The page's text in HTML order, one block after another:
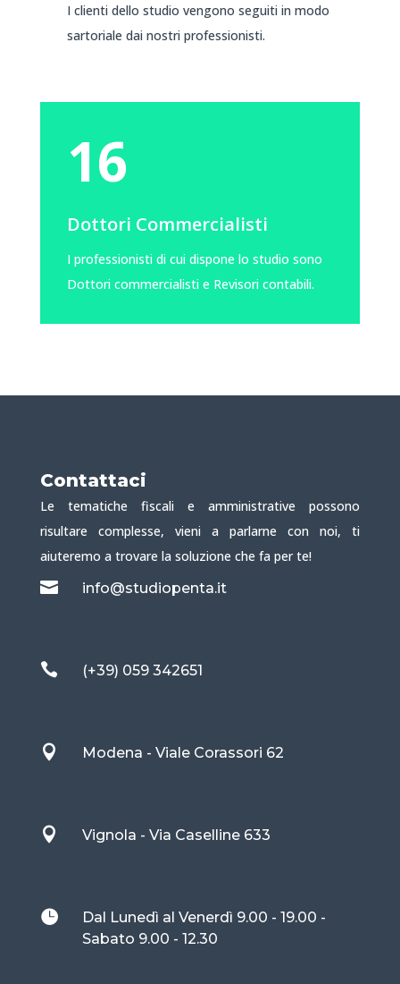
I clienti dello studio vengono seguiti in modo
sartoriale dai nostri professionisti.
16
Dottori Commercialisti
I professionisti di cui dispone lo studio sono
Dottori commercialisti e Revisori contabili.
Contattaci
Le tematiche fiscali e amministrative possono
risultare complesse, vieni a parlarne con noi, ti
aiuteremo a trovare la soluzione che fa per te!
 info@studiopenta.it
 (+39) 059 342651
 Modena - Viale Corassori 62
 Vignola - Via Caselline 633

Dal Lunedì al Venerdì 9.00 - 19.00 -
Sabato 9.00 - 12.30